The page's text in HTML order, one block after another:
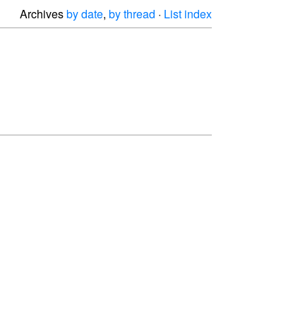
Archivesby date, by thread · List index